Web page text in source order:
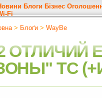
Блоги Бізнес
Fi
> Блоґи > WayBe
ОТЛИЧИЙ
ТС